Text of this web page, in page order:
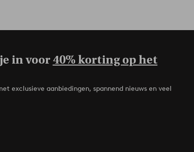
in voor40% korting op het
exclusieve aanbiedingen, spannend nieuws en veel